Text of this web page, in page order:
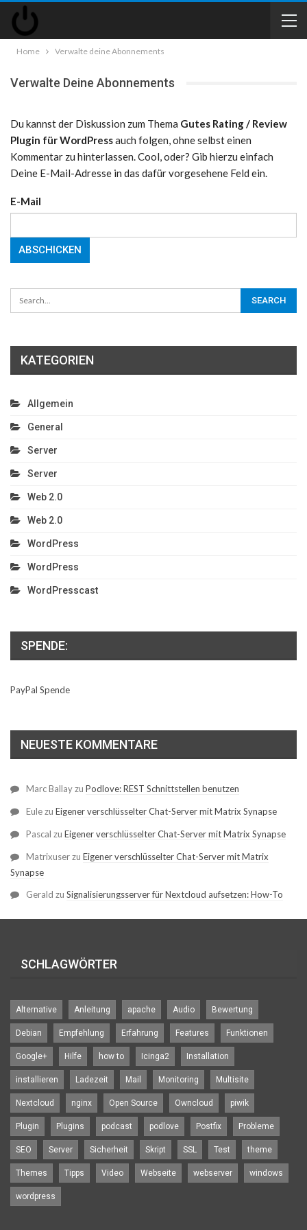
Home Verwalte deine Abonnements
Verwalte Deine Abonnements
Du kannst der Diskussion zum Thema Gutes Rating / Review
Plugin für WordPressauch folgen, ohne selbst einen
Kommentar zu hinterlassen. Cool, oder? Gib hierzu einfach
Deine E-Mail-Adresse in das dafür vorgesehene Feld ein.
E-Mail
KATEGORIEN
Allgemein
General
Server
Server
Web 2.0
Web 2.0
WordPress
WordPress
WordPresscast
SPENDE:
PayPal Spende
NEUESTE KOMMENTARE
Marc Ballayzu Podlove: REST Schnittstellen benutzen
Eulezu Eigener verschlüsselter Chat-Server mit Matrix Synapse
Pascal zu Eigener verschlüsselter Chat-Server mit Matrix Synapse
Matrixuserzu Eigener verschlüsselter Chat-Server mit Matrix
Synapse
Gerald zu Signalisierungsserver für Nextcloud aufsetzen: How-To
SCHLAGWÖRTER
Alternative Anleitung apache Audio Bewertung
Debian Empfehlung Erfahrung Features Funktionen
Google+ Hilfe how to Icinga2 Installation
installieren Ladezeit Mail Monitoring Multisite
Nextcloud nginx Open Source Owncloud piwik
Plugin Plugins podcast podlove Postfix Probleme
SEO Server Sicherheit Skript SSL Test theme
Themes Tipps Video Webseite webserver windows
wordpress